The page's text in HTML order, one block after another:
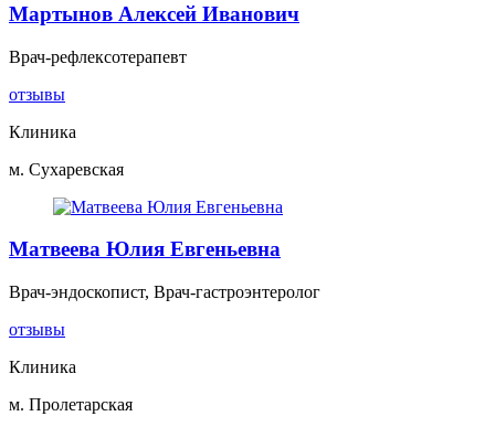
Мартынов Алексей Иванович
Врач-рефлексотерапевт
отзывы
Клиника
м. Сухаревская
Матвеева Юлия Евгеньевна
Врач-эндоскопист, Врач-гастроэнтеролог
отзывы
Клиника
м. Пролетарская